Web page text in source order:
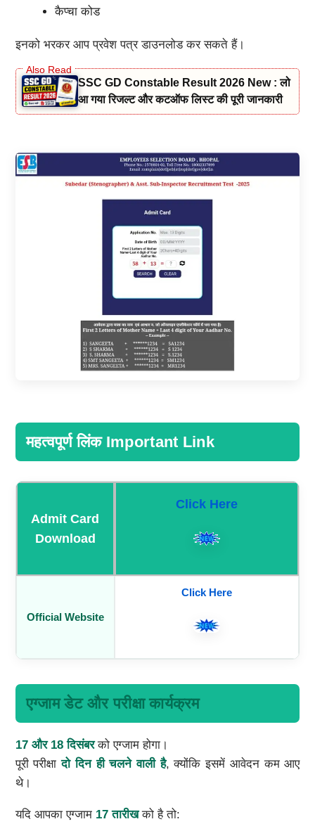
कैप्चा कोड
इनको भरकर आप प्रवेश पत्र डाउनलोड कर सकते हैं।
SSC GD Constable Result 2026 New : लो
आ गया रिजल्ट और कटऑफ लिस्ट की पूरी जानकारी
महत्वपूर्ण लिंक Important Link
Admit Card
Download
Click Here
Official Website
Click Here
एग्जाम डेट और परीक्षा कार्यक्रम
17 और 18 दिसंबरको एग्जाम होगा।
पूरी परीक्षादो दिन ही चलने वाली है, क्योंकि इसमें आवेदन कम आए
थे।
यदि आपका एग्जाम 17 तारीखको है तो: